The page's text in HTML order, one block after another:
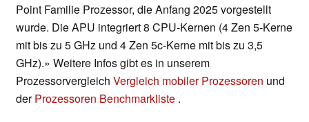
Point Familie Prozessor, die Anfang 2025 vorgestellt
wurde. Die APU integriert 8 CPU-Kernen (4 Zen 5-Kerne
mit bis zu 5 GHz und 4 Zen 5c-Kerne mit bis zu 3,5
GHz).» Weitere Infos gibt es in unserem
Prozessorvergleich Vergleich mobiler Prozessoren und
derProzessoren Benchmarkliste .